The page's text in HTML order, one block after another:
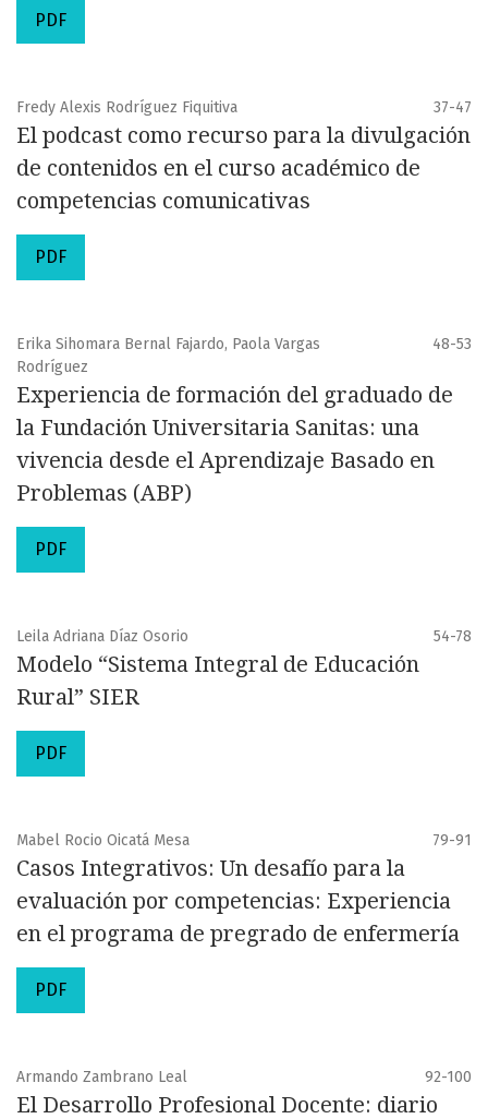
PDF
Fredy Alexis Rodríguez Fiquitiva 37-47
El podcast como recurso para la divulgación
de contenidos en el curso académico de
competencias comunicativas
PDF
Erika Sihomara Bernal Fajardo, Paola Vargas
Rodríguez
48-53
Experiencia de formación del graduado de
la Fundación Universitaria Sanitas: una
vivencia desde el Aprendizaje Basado en
Problemas (ABP)
PDF
Leila Adriana Díaz Osorio 54-78
Modelo “Sistema Integral de Educación
Rural” SIER
PDF
Mabel Rocio Oicatá Mesa 79-91
Casos Integrativos: Un desafío para la
evaluación por competencias: Experiencia
en el programa de pregrado de enfermería
PDF
Armando Zambrano Leal 92-100
El Desarrollo Profesional Docente: diario